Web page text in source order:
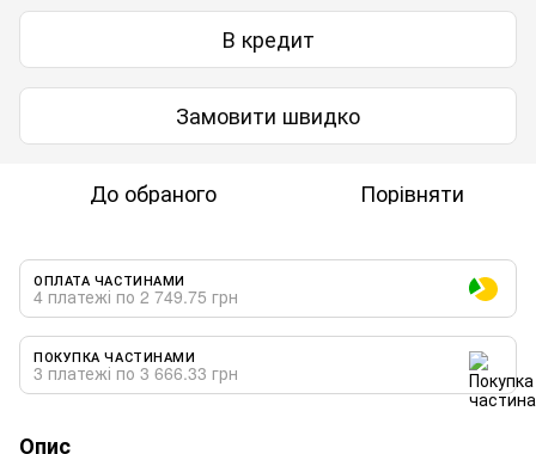
В кредит
Замовити швидко
До обраного Порівняти
ОПЛАТА ЧАСТИНАМИ
4 платежі по 2 749.75 грн
ПОКУПКА ЧАСТИНАМИ
3 платежі по 3 666.33 грн
Опис